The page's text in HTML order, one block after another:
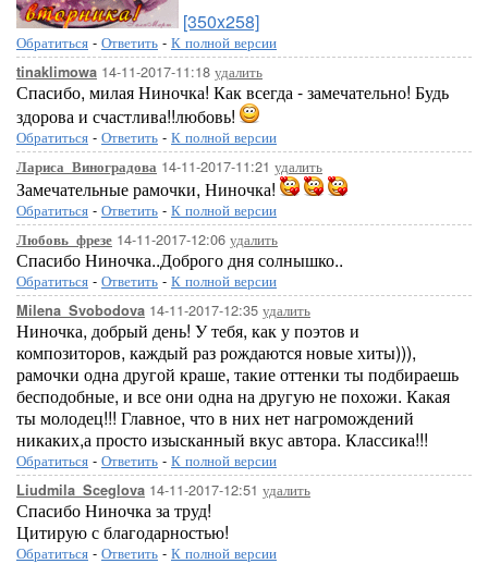
[350x258]
Обратиться - Ответить - К полной версии
tinaklimowa 14-11-2017-11:18 удалить
Спасибо, милая Ниночка! Как всегда - замечательно! Будь
здорова и счастлива!!любовь!
Обратиться - Ответить - К полной версии
Лариса_Виноградова 14-11-2017-11:21 удалить
Замечательные рамочки, Ниночка!
Обратиться - Ответить - К полной версии
Любовь_фрезе 14-11-2017-12:06 удалить
Спасибо Ниночка..Доброго дня солнышко..
Обратиться - Ответить - К полной версии
Milena_Svobodova 14-11-2017-12:35 удалить
Ниночка, добрый день! У тебя, как у поэтов и
композиторов, каждый раз рождаются новые хиты))),
рамочки одна другой краше, такие оттенки ты подбираешь
бесподобные, и все они одна на другую не похожи. Какая
ты молодец!!! Главное, что в них нет нагромождений
никаких,а просто изысканный вкус автора. Классика!!!
Обратиться - Ответить - К полной версии
Liudmila_Sceglova 14-11-2017-12:51 удалить
Спасибо Ниночка за труд!
Цитирую с благодарностью!
Обратиться - Ответить - К полной версии